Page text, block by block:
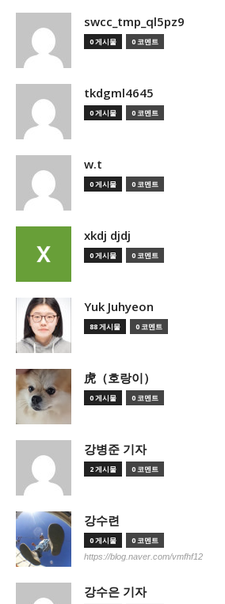
swcc_tmp_ql5pz9
0 게시물 0 코멘트
tkdgml4645
0 게시물 0 코멘트
w.t
0 게시물 0 코멘트
xkdj djdj
0 게시물 0 코멘트
Yuk Juhyeon
88 게시물 0 코멘트
虎（호랑이）
0 게시물 0 코멘트
강병준 기자
2 게시물 0 코멘트
강수련
0 게시물 0 코멘트
https://blog.naver.com/vmfhf12
강수은 기자